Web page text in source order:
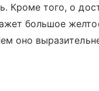
Кроме того, о
большое
оно